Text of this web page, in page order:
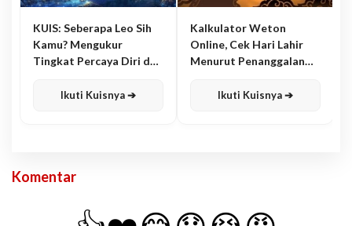
KUIS: Seberapa Leo Sih
Kamu? Mengukur
Tingkat Percaya Diri dan
Ikuti Kuisnya ➔
Kalkulator Weton
Online, Cek Hari Lahir
Menurut Penanggalan
Ikuti Kuisnya ➔
Komentar